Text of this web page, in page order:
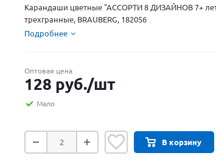
Карандаши цветные "АССОРТИ 8 ДИЗАЙНОВ 7+
трехгранные, BRAUBERG, 182056
Подробнее
Оптовая цена
128 руб./шт
Мало
В корзину